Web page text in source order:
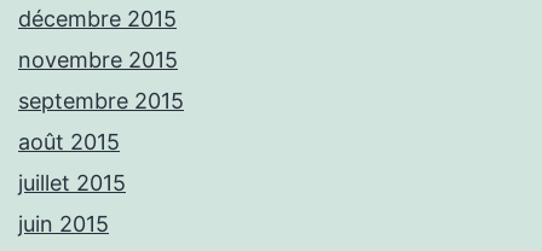
décembre 2015
novembre 2015
septembre 2015
août 2015
juillet 2015
juin 2015